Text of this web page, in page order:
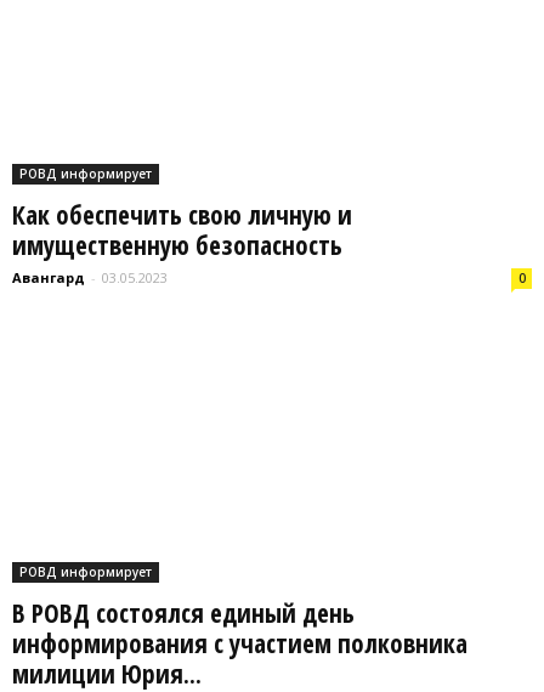
РОВД информирует
Как обеспечить свою личную и
имущественную безопасность
Авангард - 03.05.2023 0
РОВД информирует
В РОВД состоялся единый день
информирования с участием полковника
милиции Юрия...